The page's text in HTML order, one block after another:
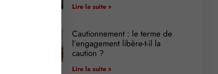
Lire la suite »
Cautionnement : le terme de
l’engagement libère-t-il la
caution ?
Lire la suite »